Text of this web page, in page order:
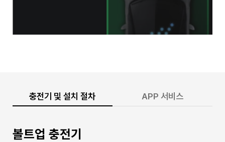
충전기 및 설치 절차 APP 서비스
볼트업 충전기